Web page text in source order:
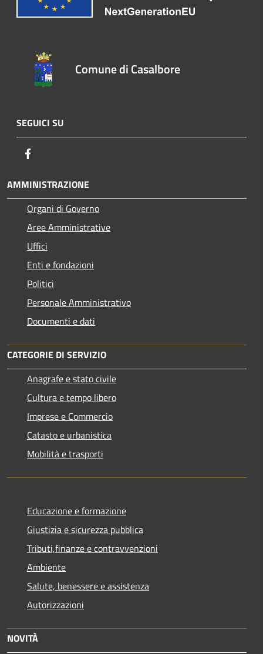
Comune di Casalbore
SEGUICI SU
AMMINISTRAZIONE
Organi di Governo
Aree Amministrative
Uffici
Enti e fondazioni
Politici
Personale Amministrativo
Documenti e dati
CATEGORIE DI SERVIZIO
Anagrafe e stato civile
Cultura e tempo libero
Imprese e Commercio
Catasto e urbanistica
Mobilità e trasporti
Educazione e formazione
Giustizia e sicurezza pubblica
Tributi,finanze e contravvenzioni
Ambiente
Salute, benessere e assistenza
Autorizzazioni
NOVITÀ